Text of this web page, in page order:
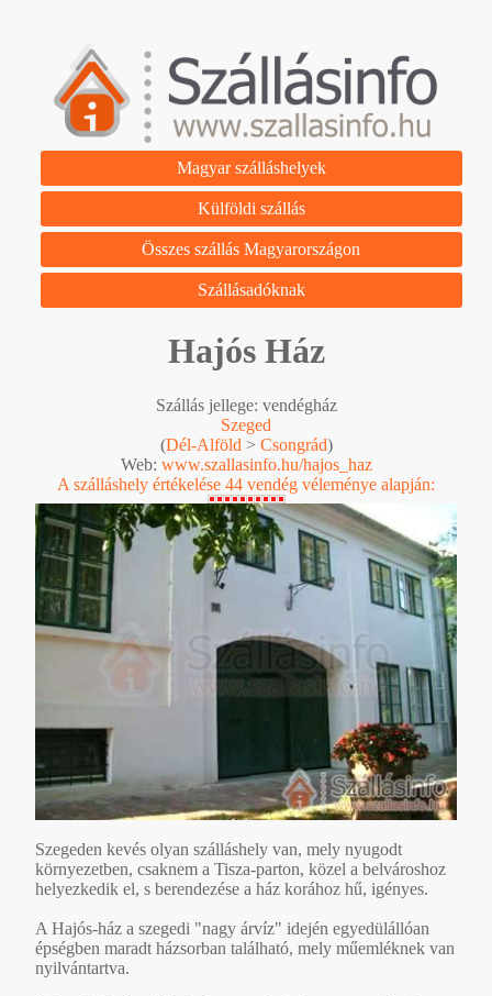
Magyar szálláshelyek
Külföldi szállás
Összes szállás Magyarországon
Szállásadóknak
Hajós Ház
Szállás jellege: vendégház
Szeged
(Dél-Alföld > Csongrád)
Web: www.szallasinfo.hu/hajos_haz
A szálláshely értékelése 44 vendég véleménye alapján:
Szegeden kevés olyan szálláshely van, mely nyugodt
környezetben, csaknem a Tisza-parton, közel a belvároshoz
helyezkedik el, s berendezése a ház korához hű, igényes.
A Hajós-ház a szegedi "nagy árvíz" idején egyedülállóan
épségben maradt házsorban található, mely műemléknek van
nyilvántartva.